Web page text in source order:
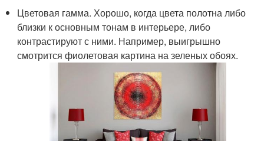
Цветовая гамма. Хорошо, когда цвета полотна либо
близки к основным тонам в интерьере, либо
контрастируют с ними. Например, выигрышно
смотрится фиолетовая картина на зеленых обоях.